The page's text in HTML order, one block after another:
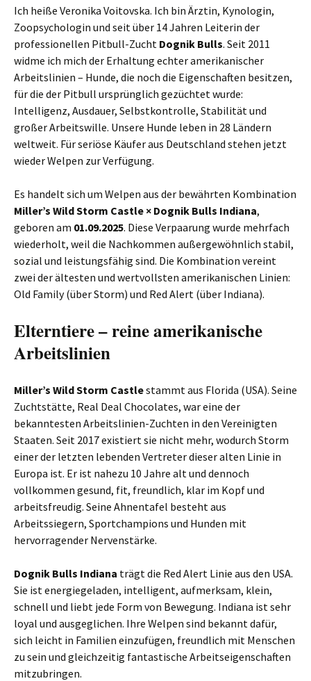
Ich heiße Veronika Voitovska. Ich bin Ärztin, Kynologin,
Zoopsychologin und seit über 14 Jahren Leiterin der
professionellen Pitbull-Zucht Dognik Bulls. Seit 2011
widme ich mich der Erhaltung echter amerikanischer
Arbeitslinien – Hunde, die noch die Eigenschaften besitzen,
für die der Pitbull ursprünglich gezüchtet wurde:
Intelligenz, Ausdauer, Selbstkontrolle, Stabilität und
großer Arbeitswille. Unsere Hunde leben in 28 Ländern
weltweit. Für seriöse Käufer aus Deutschland stehen jetzt
wieder Welpen zur Verfügung.
Es handelt sich um Welpen aus der bewährten Kombination
Miller’s Wild Storm Castle × Dognik Bulls Indiana,
geboren am 01.09.2025. Diese Verpaarung wurde mehrfach
wiederholt, weil die Nachkommen außergewöhnlich stabil,
sozial und leistungsfähig sind. Die Kombination vereint
zwei der ältesten und wertvollsten amerikanischen Linien:
Old Family (über Storm) und Red Alert (über Indiana).
Elterntiere – reine amerikanische
Arbeitslinien
Miller’s Wild Storm Castlestammt aus Florida (USA). Seine
Zuchtstätte, Real Deal Chocolates, war eine der
bekanntesten Arbeitslinien-Zuchten in den Vereinigten
Staaten. Seit 2017 existiert sie nicht mehr, wodurch Storm
einer der letzten lebenden Vertreter dieser alten Linie in
Europa ist. Er ist nahezu 10 Jahre alt und dennoch
vollkommen gesund, fit, freundlich, klar im Kopf und
arbeitsfreudig. Seine Ahnentafel besteht aus
Arbeitssiegern, Sportchampions und Hunden mit
hervorragender Nervenstärke.
Dognik Bulls Indiana trägt die Red Alert Linie aus den USA.
Sie ist energiegeladen, intelligent, aufmerksam, klein,
schnell und liebt jede Form von Bewegung. Indiana ist sehr
loyal und ausgeglichen. Ihre Welpen sind bekannt dafür,
sich leicht in Familien einzufügen, freundlich mit Menschen
zu sein und gleichzeitig fantastische Arbeitseigenschaften
mitzubringen.